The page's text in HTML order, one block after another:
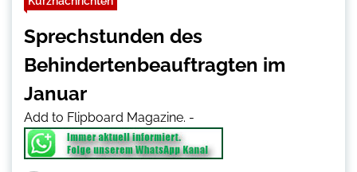
Sprechstunden des
Behindertenbeauftragten im
Januar
Add to Flipboard Magazine. -